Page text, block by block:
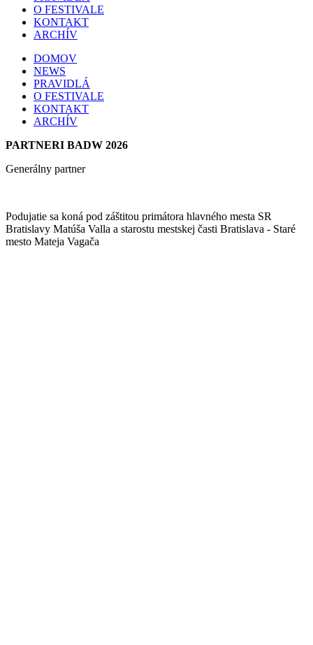
O FESTIVALE
KONTAKT
ARCHÍV
DOMOV
NEWS
PRAVIDLÁ
O FESTIVALE
KONTAKT
ARCHÍV
PARTNERI BADW 2026
Generálny partner
Podujatie sa koná pod záštitou primátora hlavného mesta SR
Bratislavy Matúša Valla a starostu mestskej časti Bratislava - Staré
mesto Mateja Vagača